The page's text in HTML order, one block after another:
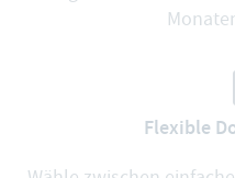
Flexible